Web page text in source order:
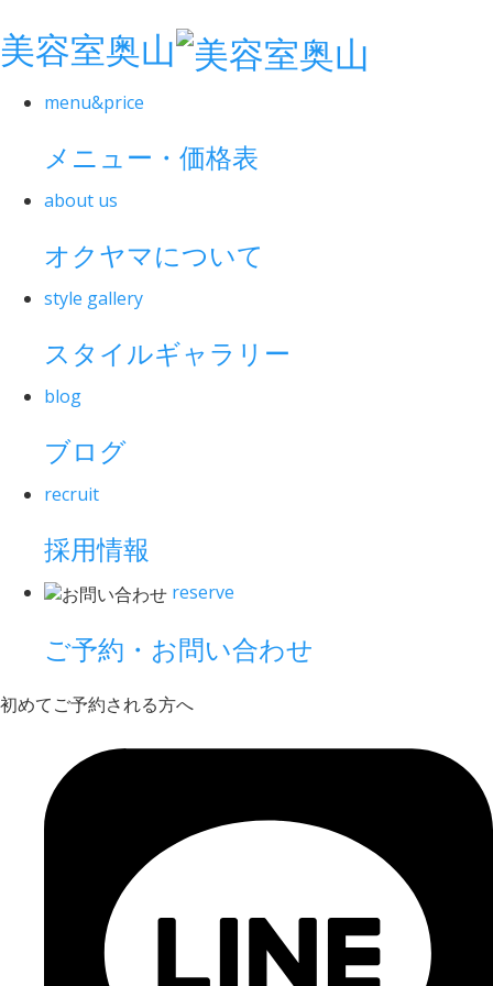
美容室奥山
menu&price
メニュー・価格表
about us
オクヤマについて
style gallery
スタイルギャラリー
blog
ブログ
recruit
採用情報
reserve
ご予約・お問い合わせ
初めてご予約される方へ